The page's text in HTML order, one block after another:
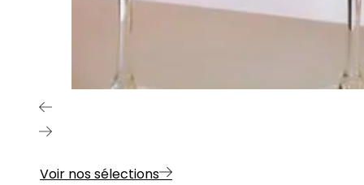
Voir nos sélections